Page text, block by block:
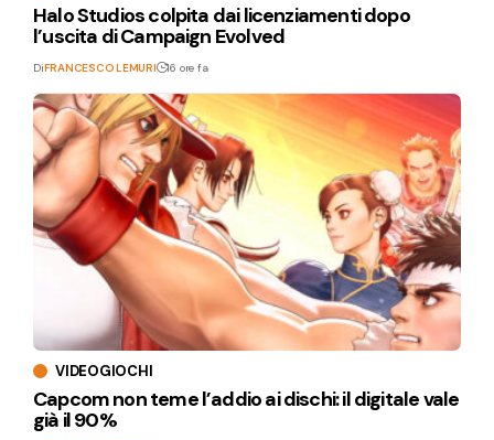
Halo Studios colpita dai licenziamenti dopo
l’uscita di Campaign Evolved
DiFRANCESCO LEMURI 16 ore fa
VIDEOGIOCHI
Capcom non teme l’addio ai dischi: il digitale vale
già il 90%